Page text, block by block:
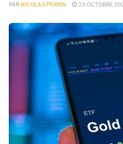
PARNICOLAS PERRIN 23 OCTOBRE